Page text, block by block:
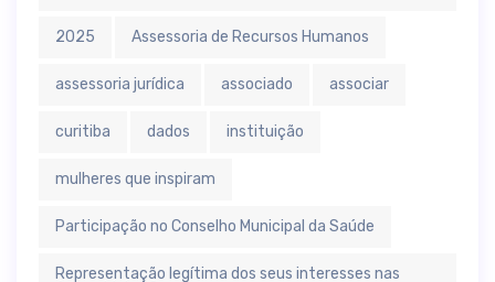
2025 Assessoria de Recursos Humanos
assessoria jurídica associado associar
curitiba dados instituição
mulheres que inspiram
Participação no Conselho Municipal da Saúde
Representação legítima dos seus interesses nas